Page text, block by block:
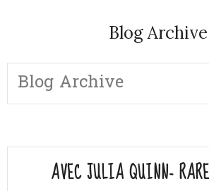
Blog Archive
AVEC JULIA QUINN-